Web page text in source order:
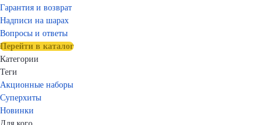
Гарантия и возврат
Надписи на шарах
Вопросы и ответы
Перейти в каталог
Категории
Теги
Акционные наборы
Суперхиты
Новинки